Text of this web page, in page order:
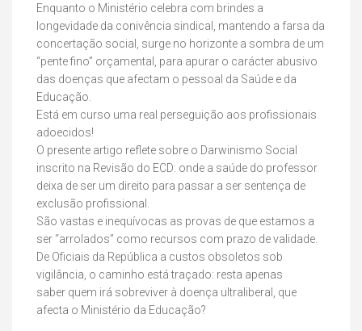
Enquanto o Ministério celebra com brindes a
longevidade da conivência sindical, mantendo a farsa da
concertação social, surge no horizonte a sombra de um
“pente fino” orçamental, para apurar o carácter abusivo
das doenças que afectam o pessoal da Saúde e da
Educação.
Está em curso uma real perseguição aos profissionais
adoecidos!
O presente artigo reflete sobre o Darwinismo Social
inscrito na Revisão do ECD: onde a saúde do professor
deixa de ser um direito para passar a ser sentença de
exclusão profissional.
São vastas e inequívocas as provas de que estamos a
ser “arrolados” como recursos com prazo de validade.
De Oficiais da República a custos obsoletos sob
vigilância, o caminho está traçado: resta apenas
saber quem irá sobreviver à doença ultraliberal, que
afecta o Ministério da Educação?